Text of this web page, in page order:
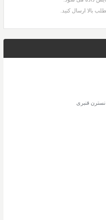
بالا ارسال کنید.
نسترن قنبری